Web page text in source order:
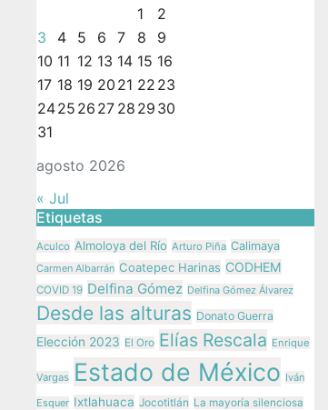
agosto 2026
1
2
3
4 5 6 7 8
9
10 11 12 13 14 15 16
17 18 19 20 21 22 23
2425 26 27 28 29 30
31
« Jul
Etiquetas
Aculco Almoloya del Río Arturo Piña Calimaya
Carmen Albarrán Coatepec Harinas CODHEM
COVID 19 Delfina Gómez Delfina Gómez Álvarez
Desde las alturas Donato Guerra
Elección 2023 El Oro Elías Rescala Enrique
Vargas Estado de México Iván
Esquer Ixtlahuaca Jocotitlán La mayoría silenciosa